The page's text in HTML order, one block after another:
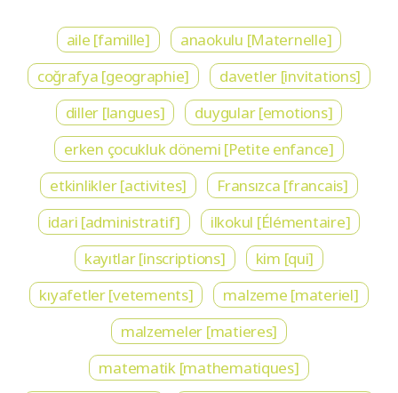
aile [famille]
anaokulu [Maternelle]
coğrafya [geographie]
davetler [invitations]
diller [langues]
duygular [emotions]
erken çocukluk dönemi [Petite enfance]
etkinlikler [activites]
Fransızca [francais]
idari [administratif]
ilkokul [Élémentaire]
kayıtlar [inscriptions]
kim [qui]
kıyafetler [vetements]
malzeme [materiel]
malzemeler [matieres]
matematik [mathematiques]